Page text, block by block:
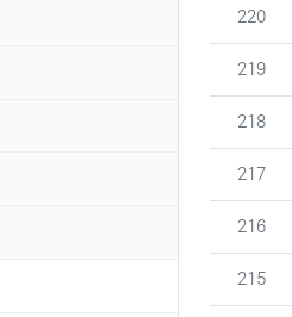
번호
220
번호
219
번호
218
번호
217
번호
216
번호
215